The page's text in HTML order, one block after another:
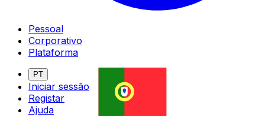
Pessoal
Corporativo
Plataforma
PT
Iniciar sessão
Registar
Ajuda